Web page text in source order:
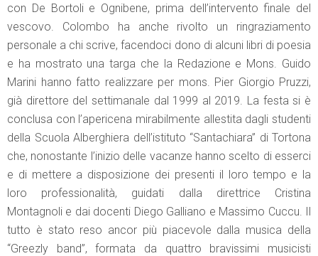
con De Bortoli e Ognibene, prima dell’intervento finale del
vescovo. Colombo ha anche rivolto un ringraziamento
personale a chi scrive, facendoci dono di alcuni libri di poesia
e ha mostrato una targa che la Redazione e Mons. Guido
Marini hanno fatto realizzare per mons. Pier Giorgio Pruzzi,
già direttore del settimanale dal 1999 al 2019. La festa si è
conclusa con l’apericena mirabilmente allestita dagli studenti
della Scuola Alberghiera dell’istituto “Santachiara” di Tortona
che, nonostante l’inizio delle vacanze hanno scelto di esserci
e di mettere a disposizione dei presenti il loro tempo e la
loro professionalità, guidati dalla direttrice Cristina
Montagnoli e dai docenti Diego Galliano e Massimo Cuccu. Il
tutto è stato reso ancor più piacevole dalla musica della
“Greezly band”, formata da quattro bravissimi musicisti